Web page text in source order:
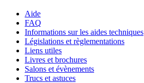
Aide
FAQ
Informations sur les aides techniques
Législations et règlementations
Liens utiles
Livres et brochures
Salons et évènements
Trucs et astuces